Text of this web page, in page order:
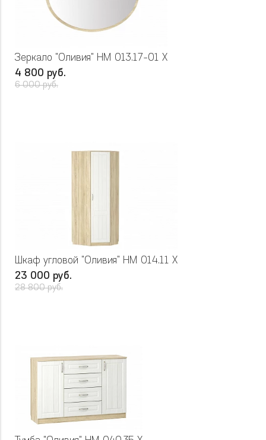
Зеркало "Оливия" НМ 013.17-01 Х
4 800 руб.
6 000 руб.
Шкаф угловой "Оливия" НМ 014.11 Х
23 000 руб.
28 800 руб.